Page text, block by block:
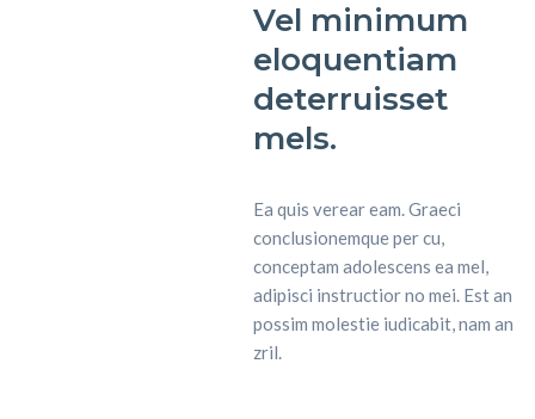
Vel minimum
eloquentiam
deterruisset
mels.
Ea quis verear eam. Graeci
conclusionemque per cu,
conceptam adolescens ea mel,
adipisci instructior no mei. Est an
possim molestie iudicabit, nam an
zril.